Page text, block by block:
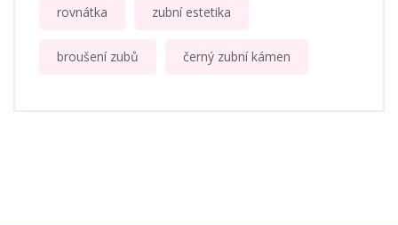
rovnátka zubní estetika
broušení zubů černý zubní kámen